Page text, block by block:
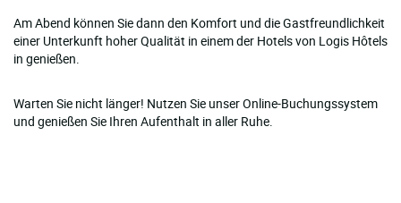
Am Abend können Sie dann den Komfort und die Gastfreundlichkeit
einer Unterkunft hoher Qualität in einem der Hotels von Logis Hôtels
in genießen.
Warten Sie nicht länger! Nutzen Sie unser Online-Buchungssystem
und genießen Sie Ihren Aufenthalt in aller Ruhe.